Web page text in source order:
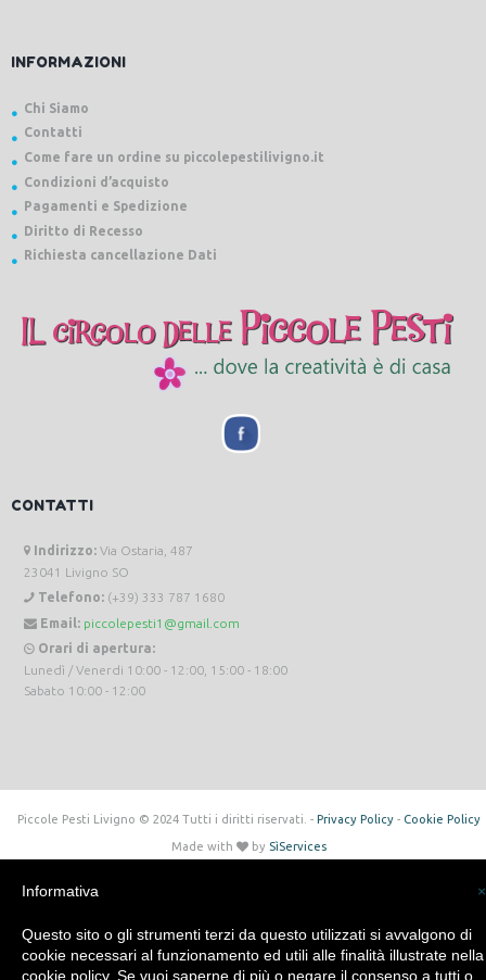
INFORMAZIONI
Chi Siamo
Contatti
Come fare un ordine su piccolepestilivigno.it
Condizioni d’acquisto
Pagamenti e Spedizione
Diritto di Recesso
Richiesta cancellazione Dati
CONTATTI
Indirizzo: Via Ostaria, 487
23041 Livigno SO
Telefono: (+39) 333 787 1680
Email: piccolepesti1@gmail.com
Orari di apertura:
Lunedì / Venerdi 10:00 - 12:00, 15:00 - 18:00
Sabato 10:00 - 12:00
Piccole Pesti Livigno © 2024 Tutti i diritti riservati. - Privacy Policy- Cookie Policy
Made with by SìServices
×
Informativa
Questo sito o gli strumenti terzi da questo utilizzati si avvalgono di
cookie necessari al funzionamento ed utili alle finalità illustrate nella
cookie policy. Se vuoi saperne di più o negare il consenso a tutti o